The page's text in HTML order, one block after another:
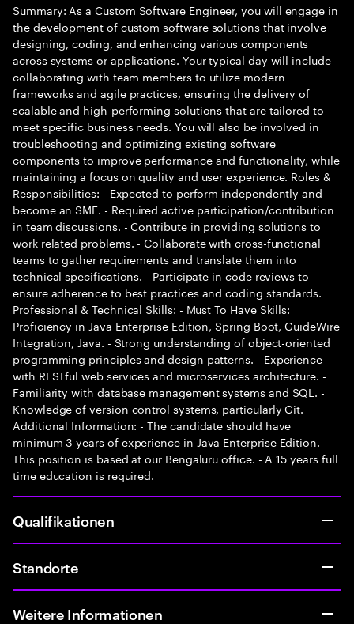
Summary: As a Custom Software Engineer, you will engage in
the development of custom software solutions that involve
designing, coding, and enhancing various components
across systems or applications. Your typical day will include
collaborating with team members to utilize modern
frameworks and agile practices, ensuring the delivery of
scalable and high-performing solutions that are tailored to
meet specific business needs. You will also be involved in
troubleshooting and optimizing existing software
components to improve performance and functionality, while
maintaining a focus on quality and user experience. Roles &
Responsibilities: - Expected to perform independently and
become an SME. - Required active participation/contribution
in team discussions. - Contribute in providing solutions to
work related problems. - Collaborate with cross-functional
teams to gather requirements and translate them into
technical specifications. - Participate in code reviews to
ensure adherence to best practices and coding standards.
Professional & Technical Skills: - Must To Have Skills:
Proficiency in Java Enterprise Edition, Spring Boot, GuideWire
Integration, Java. - Strong understanding of object-oriented
programming principles and design patterns. - Experience
with RESTful web services and microservices architecture. -
Familiarity with database management systems and SQL. -
Knowledge of version control systems, particularly Git.
Additional Information: - The candidate should have
minimum 3 years of experience in Java Enterprise Edition. -
This position is based at our Bengaluru office. - A 15 years full
time education is required.
Qualifikationen
Standorte
Weitere Informationen